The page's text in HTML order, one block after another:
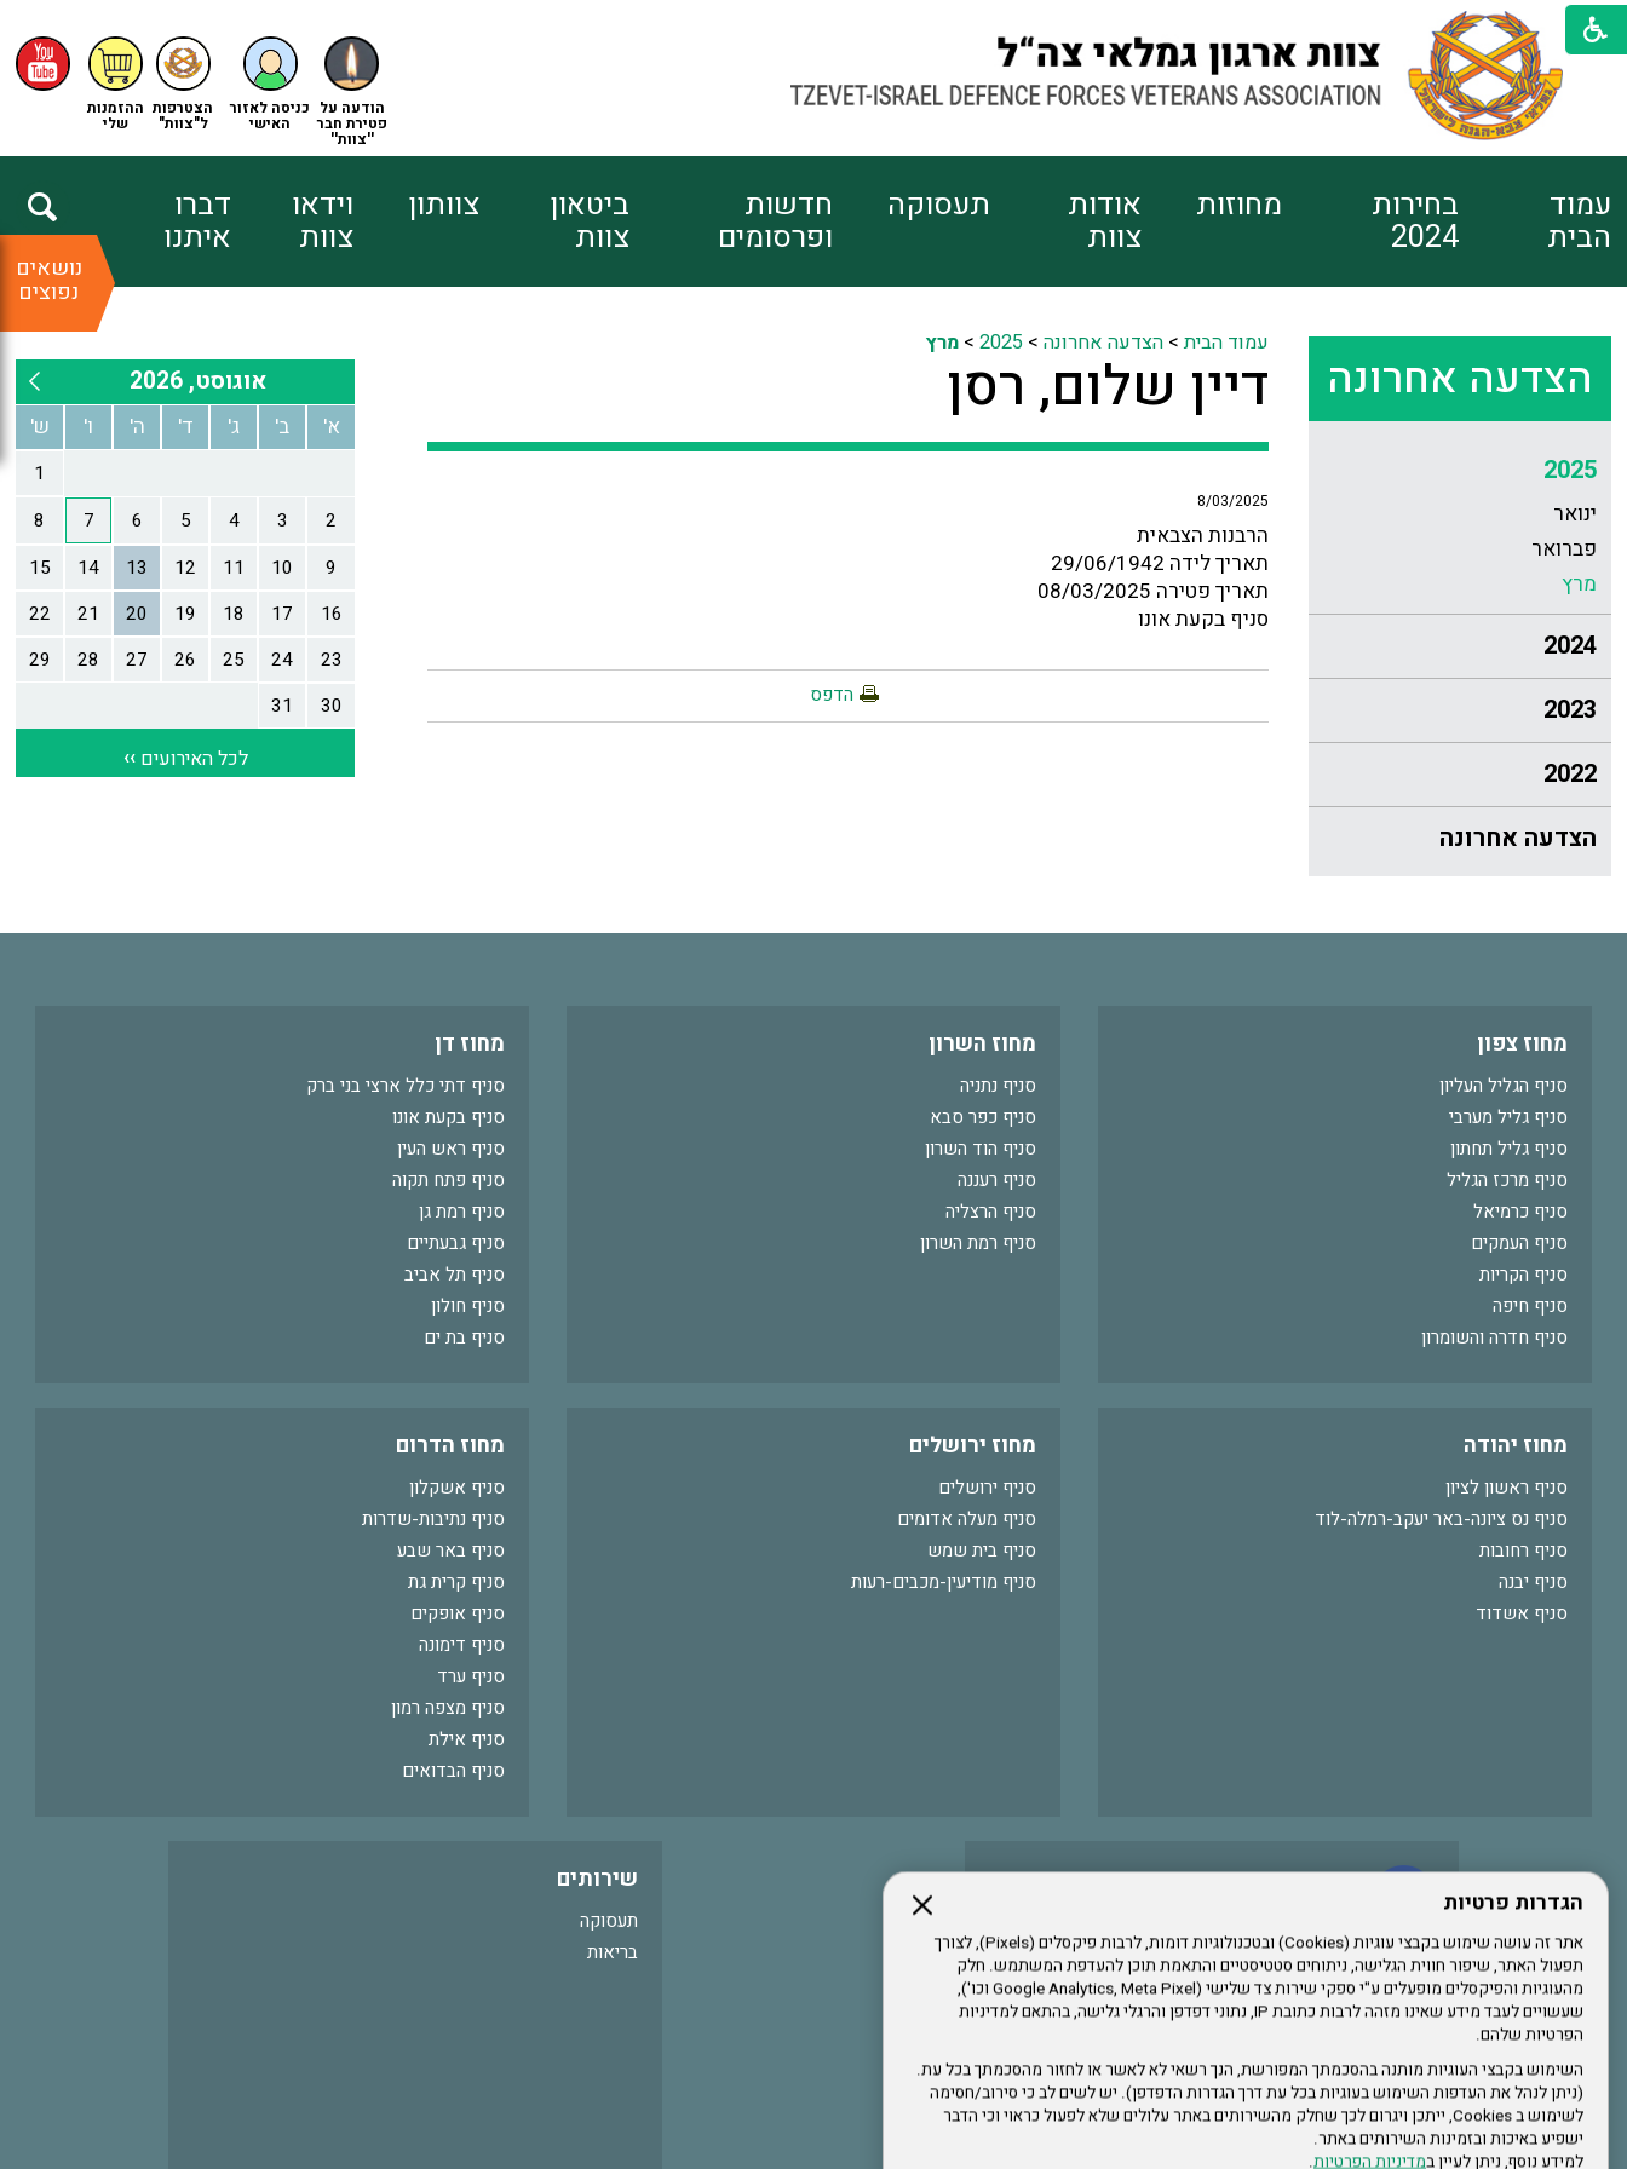
הגדרות פרטיות
אתר זה עושה שימוש בקבצי עוגיות (Cookies) ובטכנולוגיות דומות, לרבות פיקסלים (Pixels), לצורך
תפעול האתר, שיפור חווית הגלישה, ניתוחים סטטיסטיים והתאמת תוכן להעדפת המשתמש. חלק
מהעוגיות והפיקסלים מופעלים ע"י ספקי שירות צד שלישי (Google Analytics, Meta Pixel וכו'),
שעשויים לעבד מידע שאינו מזהה לרבות כתובת IP, נתוני דפדפן והרגלי גלישה, בהתאם למדיניות
הפרטיות שלהם.
השימוש בקבצי העוגיות מותנה בהסכמתך המפורשת, הנך רשאי לא לאשר או לחזור מהסכמתך בכל עת.
(ניתן לנהל את העדפות השימוש בעוגיות בכל עת דרך הגדרות הדפדפן). יש לשים לב כי סירוב/חסימה
לשימוש ב Cookies, ייתכן ויגרום לכך שחלק מהשירותים באתר עלולים שלא לפעול כראוי וכי הדבר
ישפיע באיכות ובזמינות השירותים באתר.
למידע נוסף, ניתן לעיין במדיניות הפרטיות.
ההזמנות
שלי
הצטרפות
ל"צוות"
כניסה לאזור
האישי
הודעה על
פטירת חבר
''צוות''
עמוד
הבית
בחירות
2024
מחוזות אודות
צוות
תעסוקה חדשות
ופרסומים
ביטאון
צוות
צוותון וידאו
צוות
דברו
איתנו
נושאים
נפוצים
הצדעה אחרונה
2025
ינואר
פברואר
מרץ
2024
2023
2022
הצדעה אחרונה
עמוד הבית>הצדעה אחרונה >
2025
>מרץ
דיין שלום, רסן
8/03/2025
הרבנות הצבאית
תאריך לידה 29/06/1942
תאריך פטירה 08/03/2025
סניף בקעת אונו
הדפס
מחוז צפון
סניף הגליל העליון
סניף גליל מערבי
סניף גליל תחתון
סניף מרכז הגליל
סניף כרמיאל
סניף העמקים
סניף הקריות
סניף חיפה
סניף חדרה והשומרון
מחוז השרון
סניף נתניה
סניף כפר סבא
סניף הוד השרון
סניף רעננה
סניף הרצליה
סניף רמת השרון
מחוז דן
סניף דתי כלל ארצי בני ברק
סניף בקעת אונו
סניף ראש העין
סניף פתח תקוה
סניף רמת גן
סניף גבעתיים
סניף תל אביב
סניף חולון
סניף בת ים
מחוז יהודה
סניף ראשון לציון
סניף נס ציונה-באר יעקב-רמלה-לוד
סניף רחובות
סניף יבנה
סניף אשדוד
מחוז ירושלים
סניף ירושלים
סניף מעלה אדומים
סניף בית שמש
סניף מודיעין-מכבים-רעות
מחוז הדרום
סניף אשקלון
סניף נתיבות-שדרות
סניף באר שבע
סניף קרית גת
סניף אופקים
סניף דימונה
סניף ערד
סניף מצפה רמון
סניף אילת
סניף הבדואים
הרשמו לערוץ היוטיוב שלנו
אתר צה"ל
שירותים
תעסוקה
בריאות